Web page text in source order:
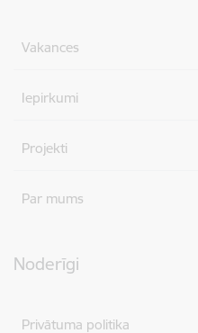
Vakances
Iepirkumi
Projekti
Par mums
Noderīgi
Privātuma politika